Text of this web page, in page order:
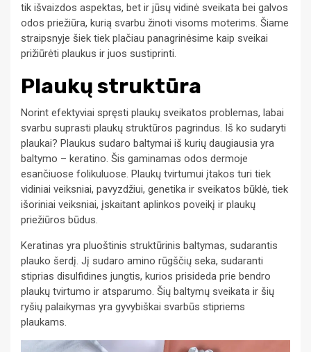
tik išvaizdos aspektas, bet ir jūsų vidinė sveikata bei galvos
odos priežiūra, kurią svarbu žinoti visoms moterims. Šiame
straipsnyje šiek tiek plačiau panagrinėsime kaip sveikai
prižiūrėti plaukus ir juos sustiprinti.
Plaukų struktūra
Norint efektyviai spręsti plaukų sveikatos problemas, labai
svarbu suprasti plaukų struktūros pagrindus. Iš ko sudaryti
plaukai? Plaukus sudaro baltymai iš kurių daugiausia yra
baltymo – keratino. Šis gaminamas odos dermoje
esančiuose folikuluose. Plaukų tvirtumui įtakos turi tiek
vidiniai veiksniai, pavyzdžiui, genetika ir sveikatos būklė, tiek
išoriniai veiksniai, įskaitant aplinkos poveikį ir plaukų
priežiūros būdus.
Keratinas yra pluoštinis struktūrinis baltymas, sudarantis
plauko šerdį. Jį sudaro amino rūgščių seka, sudaranti
stiprias disulfidines jungtis, kurios prisideda prie bendro
plaukų tvirtumo ir atsparumo. Šių baltymų sveikata ir šių
ryšių palaikymas yra gyvybiškai svarbūs stipriems
plaukams.